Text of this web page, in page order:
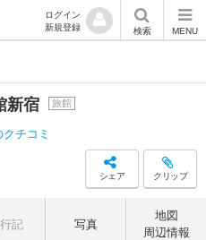
ログイン
新規登録
検索 MENU
新宿 旅館
チコミ
シェア クリップ
記 写真
地図
周辺情報